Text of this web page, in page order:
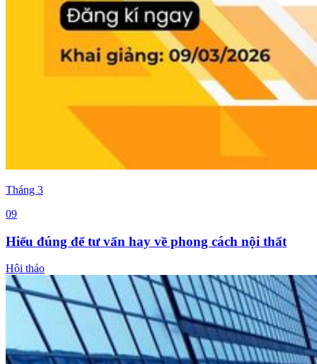
Tháng 3
09
Hiểu đúng để tư vấn hay về phong cách nội thất
Hội thảo